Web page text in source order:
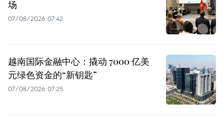
场
07/08/2026 07:42
越南国际金融中心：撬动 7000 亿美
元绿色资金的“新钥匙”
07/08/2026 07:25